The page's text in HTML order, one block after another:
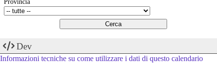
Provincia
Dev
Informazioni tecniche su come utilizzare i dati di questo calendario